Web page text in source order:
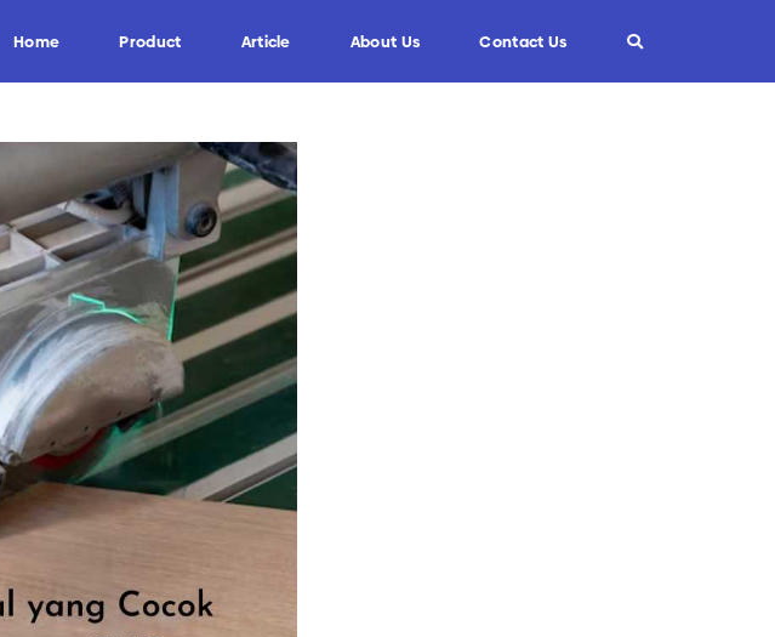
Home Product
Brand
Wagen
Uddeholm
Oscar
Forrezienne
Zieger
Kadur
Midaci
Kadur TCT & HSS
Custom Blade
Article
Info
FAQ
Informasi Umum
Tips dan Trik
About Us Contact Us